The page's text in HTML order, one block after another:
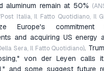
aluminum remain at 50%
Italia, Il Fatto Quotidiano, Il
Europe's
and acquiring US energy
Sera, Il Fatto Quotidiano).
von der Leyen calls it
and some suggest future